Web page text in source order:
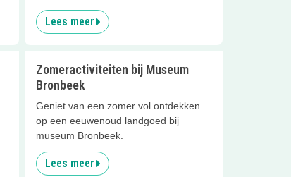
Lees meer
Zomeractiviteiten bij Museum
Bronbeek
Geniet van een zomer vol ontdekken
op een eeuwenoud landgoed bij
museum Bronbeek.
Lees meer